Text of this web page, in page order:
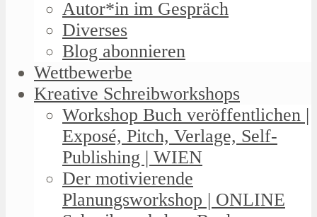
Autor*in im Gespräch
Diverses
Blog abonnieren
Wettbewerbe
Kreative Schreibworkshops
Workshop Buch veröffentlichen |
Exposé, Pitch, Verlage, Self-
Publishing | WIEN
Der motivierende
Planungsworkshop | ONLINE